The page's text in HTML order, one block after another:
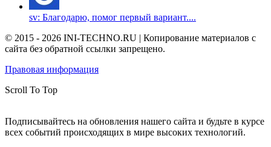
sv: Благодарю, помог первый вариант....
© 2015 - 2026 INI-TECHNO.RU | Копирование материалов с
сайта без обратной ссылки запрещено.
Правовая информация
Scroll To Top
Подписывайтесь на обновления нашего сайта и будьте в курсе
всех событий происходящих в мире высоких технологий.